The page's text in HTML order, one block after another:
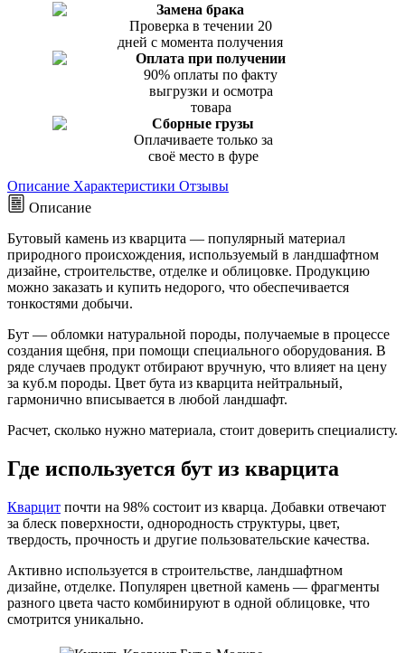
Замена брака
Проверка в течении 20
дней с момента получения
Оплата при получении
90% оплаты по факту
выгрузки и осмотра
товара
Сборные грузы
Оплачиваете только за
своё место в фуре
Описание Характеристики Отзывы
Описание
Бутовый камень из кварцита — популярный материал
природного происхождения, используемый в ландшафтном
дизайне, строительстве, отделке и облицовке. Продукцию
можно заказать и купить недорого, что обеспечивается
тонкостями добычи.
Бут — обломки натуральной породы, получаемые в процессе
создания щебня, при помощи специального оборудования. В
ряде случаев продукт отбирают вручную, что влияет на цену
за куб.м породы. Цвет бута из кварцита нейтральный,
гармонично вписывается в любой ландшафт.
Расчет, сколько нужно материала, стоит доверить специалисту.
Где используется бут из кварцита
Кварцит почти на 98% состоит из кварца. Добавки отвечают
за блеск поверхности, однородность структуры, цвет,
твердость, прочность и другие пользовательские качества.
Активно используется в строительстве, ландшафтном
дизайне, отделке. Популярен цветной камень — фрагменты
разного цвета часто комбинируют в одной облицовке, что
смотрится уникально.